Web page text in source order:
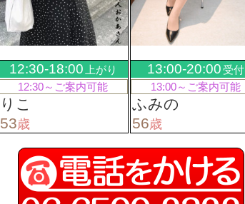
12:30-18:00 上がり
12:30～ ご案内可能
りこ
53歳
13:00-20:00 受付
13:00～ ご案内可能
ふみの
56歳